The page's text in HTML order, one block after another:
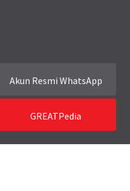
Akun Resmi WhatsApp
GREATPedia